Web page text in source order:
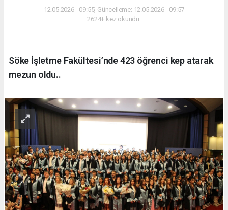
12.05.2026 - 09:55, Güncelleme: 12.05.2026 - 09:57
2624+ kez okundu.
Söke İşletme Fakültesi’nde 423 öğrenci kep atarak
mezun oldu..